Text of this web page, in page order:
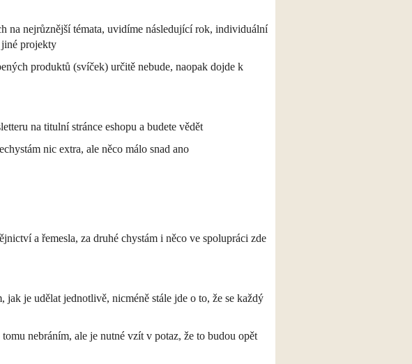
na nejrůznější témata, uvidíme následující rok, individuální
jiné projekty
produktů (svíček) určitě nebude, naopak dojde k
na titulní stránce eshopu a budete vědět
nic extra, ale něco málo snad ano
a řemesla, za druhé chystám i něco ve spolupráci zde
je udělat jednotlivě, nicméně stále jde o to, že se každý
nebráním, ale je nutné vzít v potaz, že to budou opět